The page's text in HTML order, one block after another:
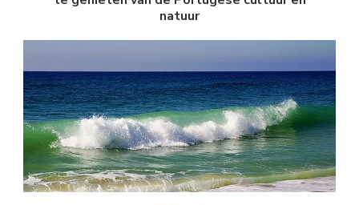
natuur